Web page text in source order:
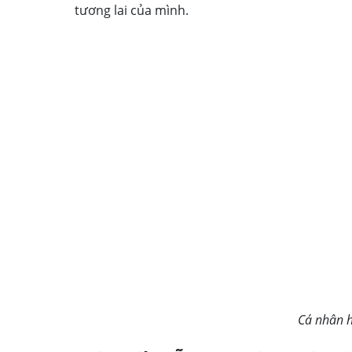
tương lai của mình.
Cá nhân